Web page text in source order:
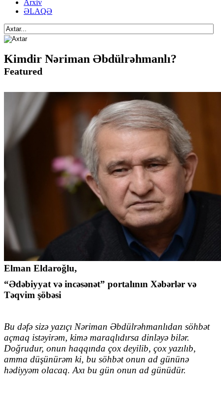
Arxiv
ƏLAQƏ
Kimdir Nəriman Əbdülrəhmanlı?
Featured
Elman Eldaroğlu,
“Ədəbiyyat və incəsənət” portalının Xəbərlər və
Təqvim şöbəsi
Bu dəfə sizə yazıçı Nəriman Əbdülrəhmanlıdan söhbət
açmaq istəyirəm, kimə maraqlıdırsa dinləyə bilər.
Doğrudur, onun haqqında çox deyilib, çox yazılıb,
amma düşünürəm ki, bu söhbət onun ad gününə
hədiyyəm olacaq. Axı bu gün onun ad günüdür.